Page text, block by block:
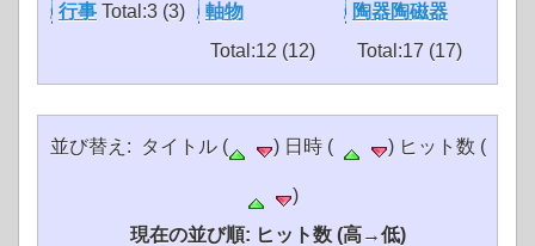
行事 Total:3 (3)
軸物
Total:12 (12)
陶器陶磁器
Total:17 (17)
並び替え: タイトル ( ) 日時 ( ) ヒット数 (
)
現在の並び順: ヒット数 (高→低)